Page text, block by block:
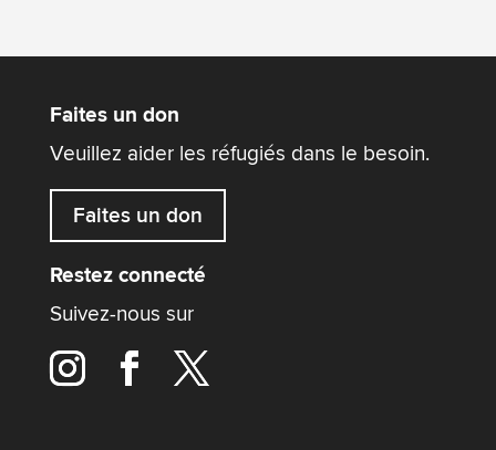
Faites un don
Veuillez aider les réfugiés dans le besoin.
Faites un don
Restez connecté
Suivez-nous sur